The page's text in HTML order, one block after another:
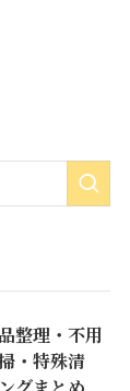
整理・不用
・特殊清